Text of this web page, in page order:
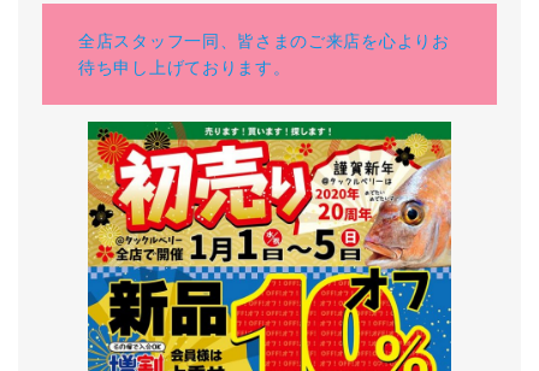
全店スタッフ一同、皆さまのご来店を心よりお
待ち申し上げております。